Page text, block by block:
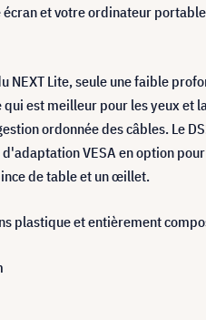
et votre ordinateur
NEXT Lite, seule une faible
est meilleur pour les yeux et
ordonnée des câbles. Le
VESA en option
de table et un œillet.
plastique et entièrement